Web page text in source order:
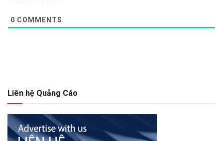
0 COMMENTS
Liên hệ Quảng Cáo